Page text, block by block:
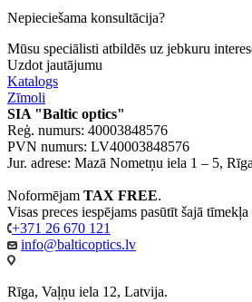
Nepieciešama konsultācija?
Mūsu speciālisti atbildēs uz jebkuru
Uzdot jautājumu
Katalogs
Zīmoli
SIA "Baltic optics"
Reģ. numurs: 40003848576
PVN numurs: LV40003848576
Jur. adrese: Mazā Nometņu iela 1 – 5,
Noformējam TAX FREE.
Visas preces iespējams pasūtīt šajā
+371 26 670 121
info@balticoptics.lv
Rīga, Vaļņu iela 12, Latvija.